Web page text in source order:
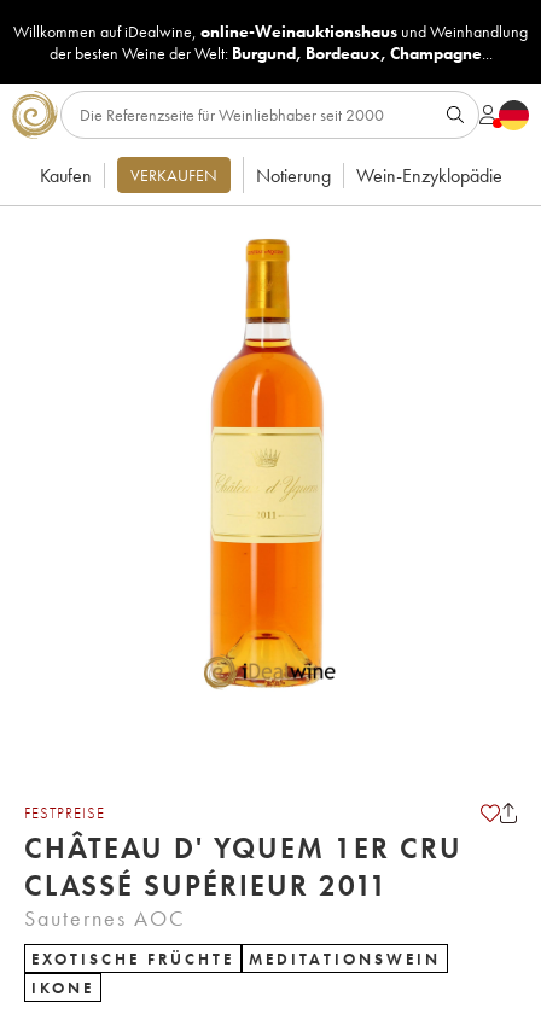
Willkommen auf iDealwine, online-Weinauktionshaus undWeinhandlung
der besten Weine der Welt: Burgund, Bordeaux, Champagne...
Kaufen VERKAUFEN Notierung Wein-Enzyklopädie
FESTPREISE
CHÂTEAU D' YQUEM 1ER CRU
CLASSÉ SUPÉRIEUR 2011
Sauternes AOC
EXOTISCHE FRÜCHTE
MEDITATIONSWEIN
IKONE